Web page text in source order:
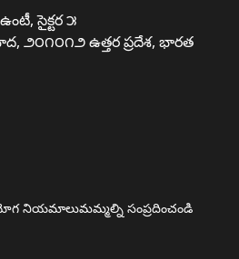
సైక్టర ౫
౨౦౧౦౧౨ ఉత్తర ప్రదేశ, భారత
నియమాలుమమ్మల్ని సంప్రదించండి